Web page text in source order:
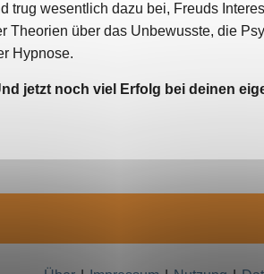
trug wesentlich dazu bei, Freuds
Theorien über das Unbewusste, die
Hypnose.
jetzt noch viel Erfolg bei deinen